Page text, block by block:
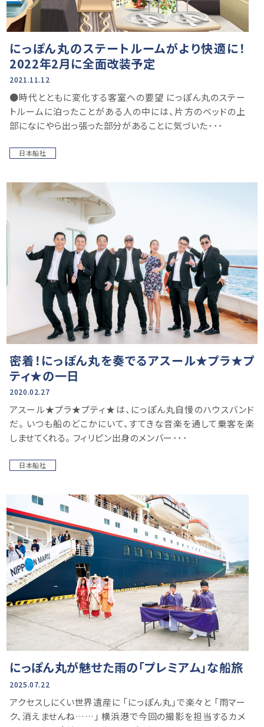
にっぽん丸のステートルームがより快適に！
2022年2月に全面改装予定
2021.11.12
●時代とともに変化する客室への要望 にっぽん丸のステー
トルームに泊ったことがある人の中には、片方のベッドの上
部になにやら出っ張った部分があることに気づいた･･･
日本船社
密着！にっぽん丸を奏でるアスール★プラ★プ
ティ★の一日
2020.02.27
アスール★プラ★プティ★は、にっぽん丸自慢のハウスバンド
だ。 いつも船のどこかにいて、すてきな音楽を通して乗客を楽
しませてくれる。 フィリピン出身のメンバー･･･
日本船社
にっぽん丸が魅せた雨の「プレミアム」な船旅
2025.07.22
アクセスしにくい世界遺産に 「にっぽん丸」で楽々と 「雨マー
ク、消えませんね……」 横浜港で今回の撮影を担当するカメ